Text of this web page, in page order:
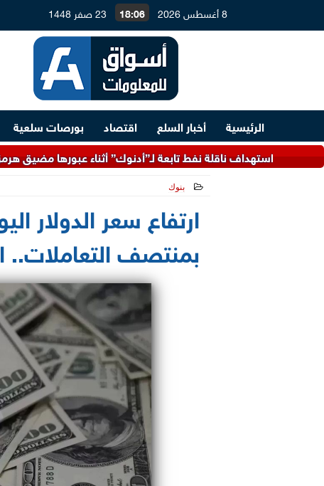
8 أغسطس 2026 18:06 23 صفر 1448
الرئيسية أخبار السلع اقتصاد بورصات سلعية
ناقلة نفط تابعة لـ”أدنوك” أثناء عبورها مضيق هرمز
بنوك
بمنتصف التعاملات..